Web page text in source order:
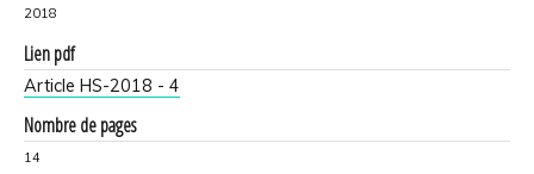
2018
Lien pdf
Article HS-2018 - 4
Nombre de pages
14